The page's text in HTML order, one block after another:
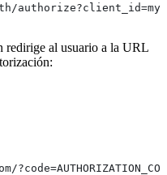
redirige al usuario a la URL